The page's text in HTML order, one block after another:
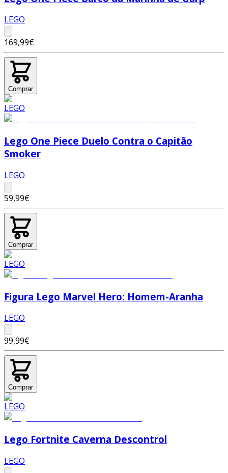
LEGO
169,99€
Comprar
Lego One Piece Duelo Contra o Capitão
Smoker
LEGO
59,99€
Comprar
Figura Lego Marvel Hero: Homem-Aranha
LEGO
99,99€
Comprar
Lego Fortnite Caverna Descontrol
LEGO